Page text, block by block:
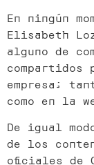
En ningún
Elisabeth
alguno de
empresa;
como en la
De igual
de los
oficiales de